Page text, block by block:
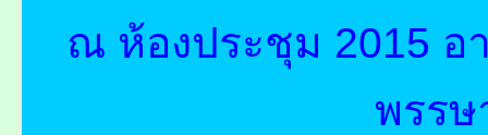
ณ ห้องประชุม 2015 อ
พรร